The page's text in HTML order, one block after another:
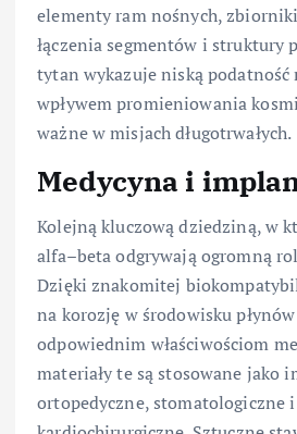
elementy ram nośnych,
łączenia segmentów i struktury
tytan wykazuje niską podatność
wpływem promieniowania
ważne w misjach długotrwałych.
Medycyna i
Kolejną kluczową dziedziną, w
alfa–beta odgrywają ogromną
Dzięki znakomitej
na korozję w środowisku
odpowiednim właściwościom
materiały te są stosowane jako
ortopedyczne, stomatologiczne i